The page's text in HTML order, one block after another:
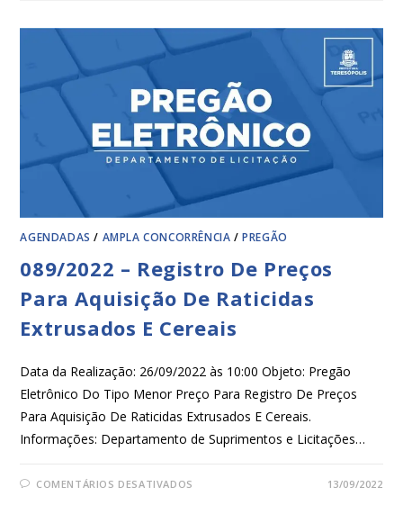
AGENDADAS / AMPLA CONCORRÊNCIA /PREGÃO
089/2022 – Registro De Preços
Para Aquisição De Raticidas
Extrusados E Cereais
Data da Realização: 26/09/2022 às 10:00 Objeto: Pregão
Eletrônico Do Tipo Menor Preço Para Registro De Preços
Para Aquisição De Raticidas Extrusados E Cereais.
Informações: Departamento de Suprimentos e Licitações…
COMENTÁRIOS DESATIVADOS 13/09/2022